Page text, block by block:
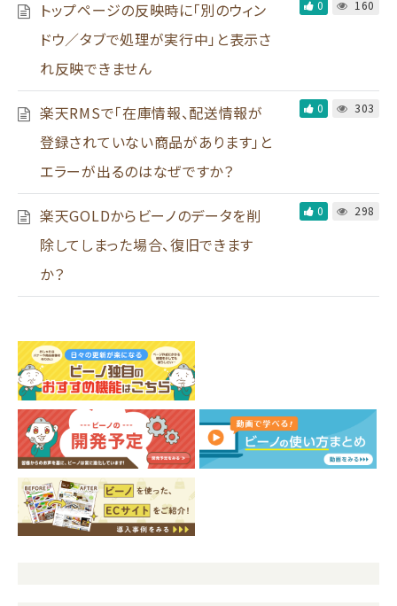
トップページの反映時に「別のウィン
ドウ／タブで処理が実行中」と表示さ
れ反映できません
0 160
楽天RMSで「在庫情報、配送情報が
登録されていない商品があります」と
エラーが出るのはなぜですか？
0 303
楽天GOLDからビーノのデータを削
除してしまった場合、復旧できます
か？
0 298